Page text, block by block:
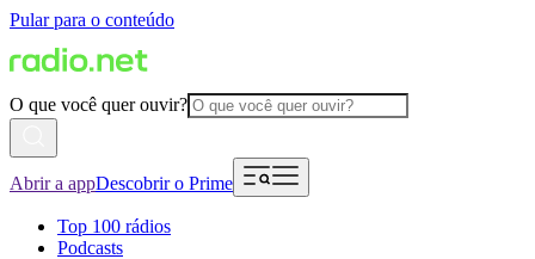
Pular para o conteúdo
O que você quer ouvir?
Abrir a appDescobrir o Prime
Top 100 rádios
Podcasts